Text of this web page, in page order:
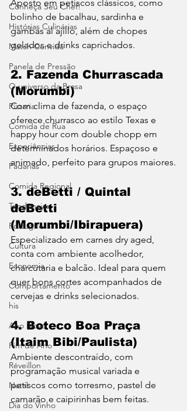
Conheça Seu Chef!
Histórias Culinárias
Match Convida
Panela de Pressão
O universo da Brasa
Pizzaria
Comida de Rua
Experiências
Padarias
Comida Regional
Tendências
Portuguesa
Cultura
Economia
Comportamento
his
Ano Novo
Fim de Ano
Réveillon
Natal
Dia do Vinho
Aposto em petiscos clássicos, como
bolinho de bacalhau, sardinha e
gambas al ajillo, além de chopes
gelados e drinks caprichados.
2. Fazenda Churrascada
(Morumbi)
Com clima de fazenda, o espaço
oferece churrasco ao estilo Texas e
happy hour com double chopp em
determinados horários. Espaçoso e
animado, perfeito para grupos maiores.
3. deBetti / Quintal
deBetti
(Morumbi/Ibirapuera)
Especializado em carnes dry aged,
conta com ambiente acolhedor,
charcutaria e balcão. Ideal para quem
quer bons cortes acompanhados de
cervejas e drinks selecionados.
4. Boteco Boa Praça
(Itaim Bibi/Paulista)
Ambiente descontraído, com
programação musical variada e
petiscos como torresmo, pastel de
camarão e caipirinhas bem feitas.